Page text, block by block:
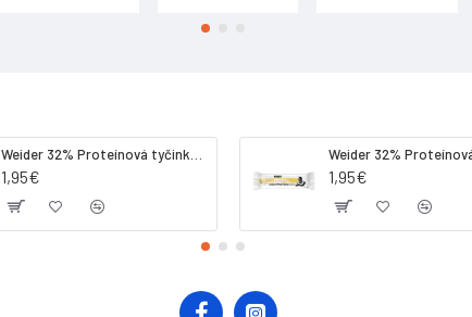
1,95€ 1,95€